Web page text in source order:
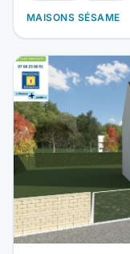
MAISONS SÉSAME